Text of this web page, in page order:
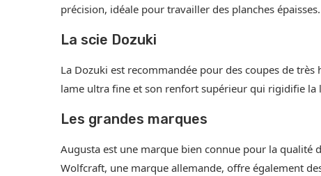
précision, idéale pour travailler des planches épaisses.
La scie Dozuki
La Dozuki est recommandée pour des coupes de
lame ultra fine et son renfort supérieur qui rigidifie la
Les grandes marques
Augusta est une marque bien connue pour la qualité
Wolfcraft, une marque allemande, offre également